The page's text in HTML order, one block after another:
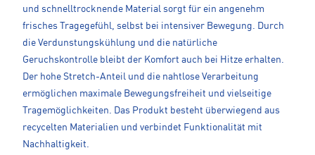
und schnelltrocknende Material sorgt für ein angenehm
frisches Tragegefühl, selbst bei intensiver Bewegung. Durch
die Verdunstungskühlung und die natürliche
Geruchskontrolle bleibt der Komfort auch bei Hitze erhalten.
Der hohe Stretch-Anteil und die nahtlose Verarbeitung
ermöglichen maximale Bewegungsfreiheit und vielseitige
Tragemöglichkeiten. Das Produkt besteht überwiegend aus
recycelten Materialien und verbindet Funktionalität mit
Nachhaltigkeit.